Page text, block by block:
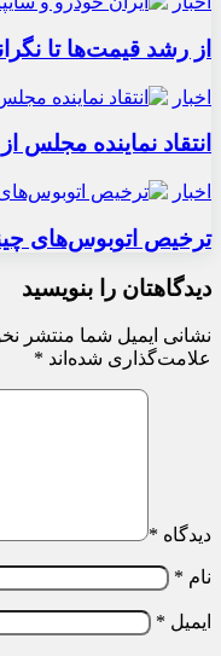
از رشد قیمت‌ها تا
اخبار
انتقاد نماینده مجلس
اخبار
ترخیص اتوبوس‌های
دیدگاهتان را بنویسید
نشانی ایمیل شما منتشر
علامت‌گذاری شده‌اند *
دیدگاه *
نام *
ایمیل *